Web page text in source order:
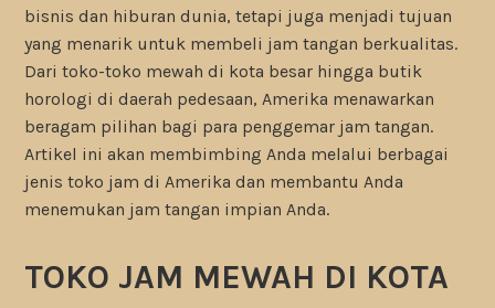
bisnis dan hiburan dunia, tetapi juga menjadi tujuan
yang menarik untuk membeli jam tangan berkualitas.
Dari toko-toko mewah di kota besar hingga butik
horologi di daerah pedesaan, Amerika menawarkan
beragam pilihan bagi para penggemar jam tangan.
Artikel ini akan membimbing Anda melalui berbagai
jenis toko jam di Amerika dan membantu Anda
menemukan jam tangan impian Anda.
TOKO JAM MEWAH DI KOTA